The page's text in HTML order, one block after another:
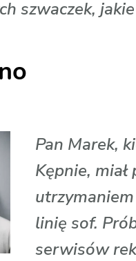
szwaczek,
Pan Marek,
Kępnie,
linię sof.
serwisów